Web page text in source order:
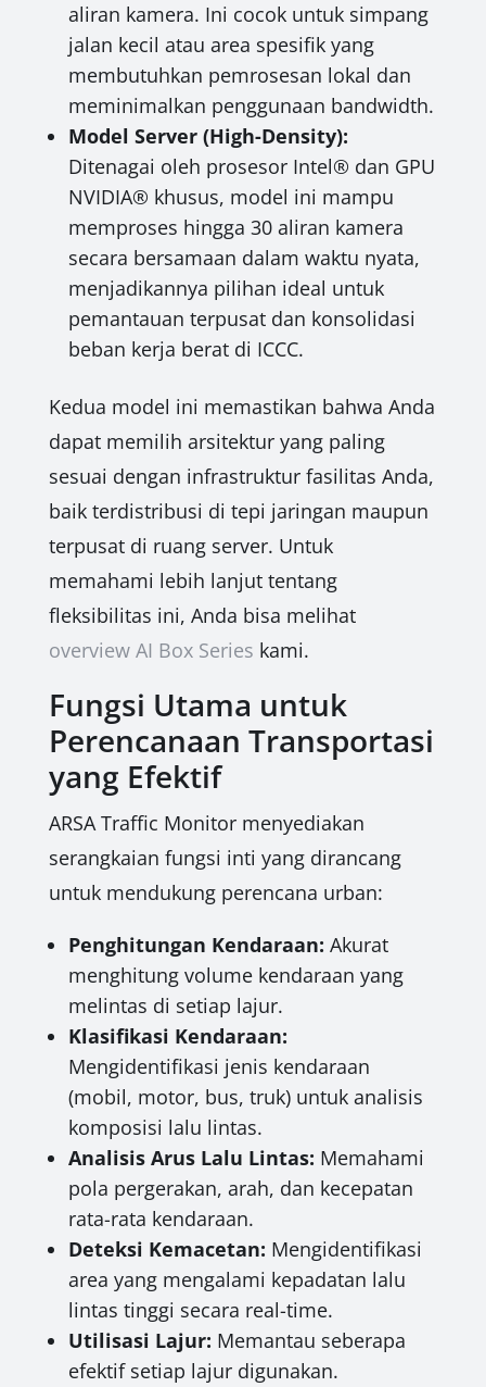
aliran kamera. Ini cocok untuk simpang
jalan kecil atau area spesifik yang
membutuhkan pemrosesan lokal dan
meminimalkan penggunaan bandwidth.
Model Server (High-Density):
Ditenagai oleh prosesor Intel® dan GPU
NVIDIA® khusus, model ini mampu
memproses hingga 30 aliran kamera
secara bersamaan dalam waktu nyata,
menjadikannya pilihan ideal untuk
pemantauan terpusat dan konsolidasi
beban kerja berat di ICCC.
Kedua model ini memastikan bahwa Anda
dapat memilih arsitektur yang paling
sesuai dengan infrastruktur fasilitas Anda,
baik terdistribusi di tepi jaringan maupun
terpusat di ruang server. Untuk
memahami lebih lanjut tentang
fleksibilitas ini, Anda bisa melihat
overview AI Box Series kami.
Fungsi Utama untuk
Perencanaan Transportasi
yang Efektif
ARSA Traffic Monitor menyediakan
serangkaian fungsi inti yang dirancang
untuk mendukung perencana urban:
Penghitungan Kendaraan: Akurat
menghitung volume kendaraan yang
melintas di setiap lajur.
Klasifikasi Kendaraan:
Mengidentifikasi jenis kendaraan
(mobil, motor, bus, truk) untuk analisis
komposisi lalu lintas.
Analisis Arus Lalu Lintas: Memahami
pola pergerakan, arah, dan kecepatan
rata-rata kendaraan.
Deteksi Kemacetan: Mengidentifikasi
area yang mengalami kepadatan lalu
lintas tinggi secara real-time.
Utilisasi Lajur: Memantau seberapa
efektif setiap lajur digunakan.